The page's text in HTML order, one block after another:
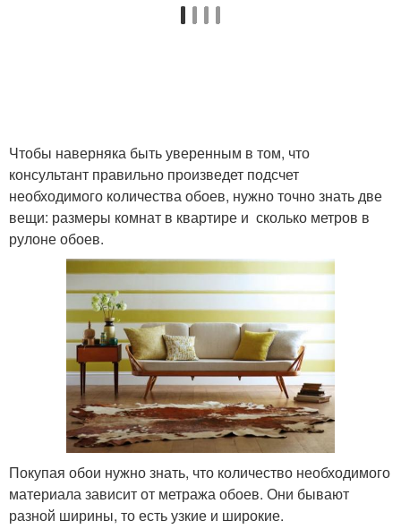
Чтобы наверняка быть уверенным в том, что
консультант правильно произведет подсчет
необходимого количества обоев, нужно точно знать две
вещи: размеры комнат в квартире и сколько метров в
рулоне обоев.
Покупая обои нужно знать, что количество необходимого
материала зависит от метража обоев. Они бывают
разной ширины, то есть узкие и широкие.